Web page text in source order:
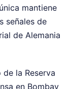
mantiene
señales de
de Alemania
la Reserva
en Bombay